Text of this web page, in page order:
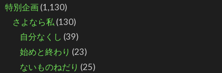
特別企画(1,130)
さよなら私(130)
自分なくし (39)
始めと終わり (23)
ないものねだり (25)